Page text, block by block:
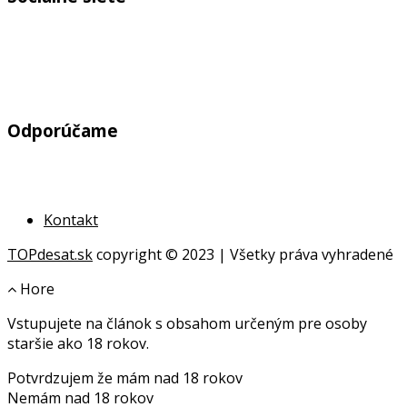
Odporúčame
Kontakt
TOPdesat.skcopyright © 2023 | Všetky práva vyhradené
Hore
online
geldanlagen
Vstupujete na článok s obsahom určeným pre osoby
staršie ako 18 rokov.
Potvrdzujem že mám nad 18 rokov
Nemám nad 18 rokov